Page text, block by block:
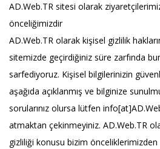
AD.Web.TR sitesi olarak
önceliğimizdir
AD.Web.TR olarak kişisel gizlilik
sitemizde geçirdiğiniz süre zarfında
sarfediyoruz. Kişisel bilgilerinizin
aşağıda açıklanmış ve bilginize
sorularınız olursa lütfen
atmaktan çekinmeyiniz. AD.Web.TR
gizliliği konusu bizim önceliklerimizden